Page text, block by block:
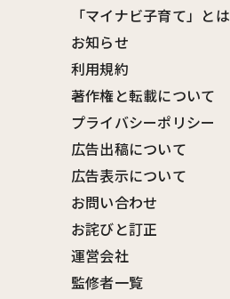
「マイナビ子育て」とは
お知らせ
利用規約
著作権と転載について
プライバシーポリシー
広告出稿について
広告表示について
お問い合わせ
お詫びと訂正
運営会社
監修者一覧